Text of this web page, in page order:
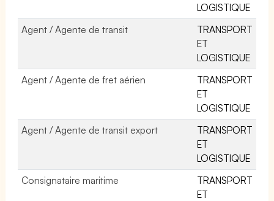
LOGISTIQUE
Agent / Agente de transit
TRANSPORT
ET
LOGISTIQUE
Agent / Agente de fret aérien
TRANSPORT
ET
LOGISTIQUE
Agent / Agente de transit export
TRANSPORT
ET
LOGISTIQUE
Consignataire maritime
TRANSPORT
ET